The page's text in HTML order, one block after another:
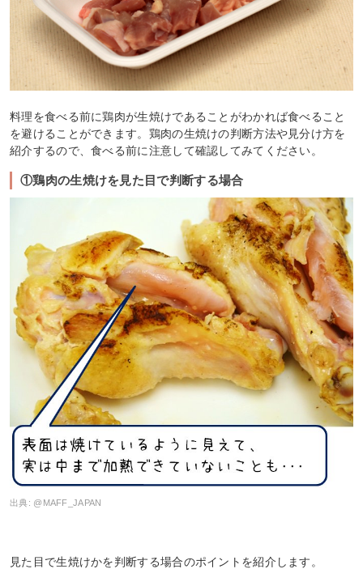
料理を食べる前に鶏肉が生焼けであることがわかれば食べること
を避けることができます。鶏肉の生焼けの判断方法や見分け方を
紹介するので、食べる前に注意して確認してみてください。
①鶏肉の生焼けを見た目で判断する場合
出典: @MAFF_JAPAN
見た目で生焼けかを判断する場合のポイントを紹介します。